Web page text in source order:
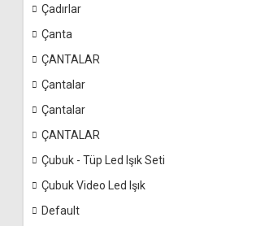
Çadırlar
Çanta
ÇANTALAR
Çantalar
Çantalar
ÇANTALAR
Çubuk - Tüp Led Işık Seti
Çubuk Video Led Işık
Default